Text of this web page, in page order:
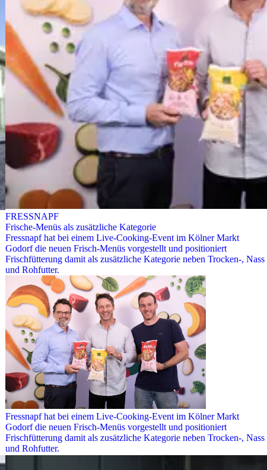
FRESSNAPF
Frische-Menüs als zusätzliche Kategorie
Fressnapf hat bei einem Live-Cooking-Event im Kölner Markt
Godorf die neuen Frisch-Menüs vorgestellt und positioniert
Frischfütterung damit als zusätzliche Kategorie neben Trocken-, Nass
und Rohfutter.
Fressnapf hat bei einem Live-Cooking-Event im Kölner Markt
Godorf die neuen Frisch-Menüs vorgestellt und positioniert
Frischfütterung damit als zusätzliche Kategorie neben Trocken-, Nass
und Rohfutter.